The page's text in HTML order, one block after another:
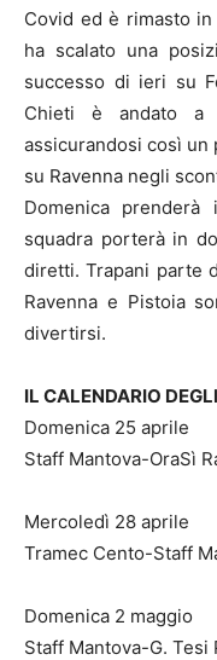
Covid ed è rimasto in
ha scalato una
successo di ieri su
Chieti è andato a
assicurandosi così un
su Ravenna negli
Domenica
squadra porterà in
diretti. Trapani parte
Ravenna e Pistoia
divertirsi.
IL CALENDARIO
Domenica 25 aprile
Staff Mantova-OraSì
Mercoledì 28 aprile
Tramec Cento-Staff
Domenica 2 maggio
Staff Mantova-G. Tesi